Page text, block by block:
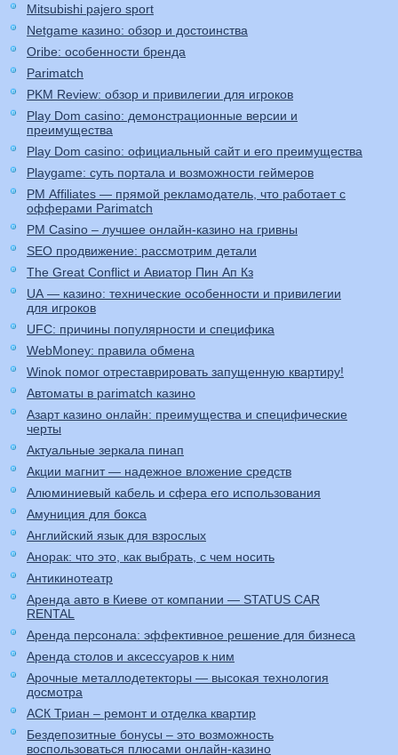
Mitsubishi pajero sport
Netgame казино: обзор и достоинства
Oribe: особенности бренда
Parimatch
PKM Review: обзор и привилегии для игроков
Play Dom casino: демонстрационные версии и
преимущества
Play Dom casino: официальный сайт и его преимущества
Playgame: суть портала и возможности геймеров
PM Affiliates — прямой рекламодатель, что работает с
офферами Parimatch
PM Casino – лучшее онлайн-казино на гривны
SEO продвижение: рассмотрим детали
The Great Conflict и Авиатор Пин Ап Кз
UA — казино: технические особенности и привилегии
для игроков
UFC: причины популярности и специфика
WebMoney: правила обмена
Winok помог отреставрировать запущенную квартиру!
Автоматы в parimatch казино
Азарт казино онлайн: преимущества и специфические
черты
Актуальные зеркала пинап
Акции магнит — надежное вложение средств
Алюминиевый кабель и сфера его использования
Амуниция для бокса
Английский язык для взрослых
Анорак: что это, как выбрать, с чем носить
Антикинотеатр
Аренда авто в Киеве от компании — STATUS CAR
RENTAL
Аренда персонала: эффективное решение для бизнеса
Аренда столов и аксессуаров к ним
Арочные металлодетекторы — высокая технология
досмотра
АСК Триан – ремонт и отделка квартир
Бездепозитные бонусы – это возможность
воспользоваться плюсами онлайн-казино